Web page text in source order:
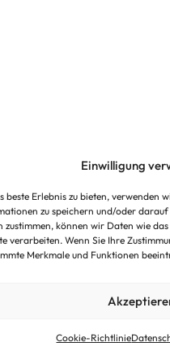
Einwilligung
beste Erlebnis zu bieten, verwenden
zu speichern und/oder darauf
zustimmen, können wir Daten wie
verarbeiten. Wenn Sie Ihre
Merkmale und Funktionen
Cookie-Richtlinie